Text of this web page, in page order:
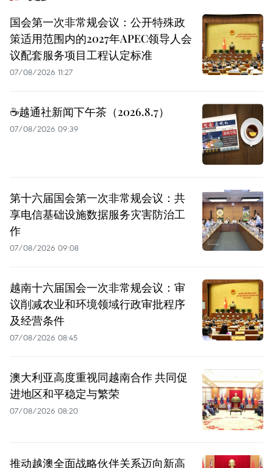
国会第一次非常规会议：公开特殊政
策适用范围内的2027年APEC领导人会
议配套服务项目工程认定标准
07/08/2026 11:27
☕️越通社新闻下午茶（2026.8.7）
07/08/2026 09:39
第十六届国会第一次非常规会议：共
享电信基础设施数据服务灾害防治工
作
07/08/2026 09:08
越南十六届国会一次非常规会议：审
议削减农业和环境领域行政审批程序
及经营条件
07/08/2026 08:45
澳大利亚高度重视同越南合作 共同促
进地区和平稳定与繁荣
07/08/2026 08:20
推动越澳全面战略伙伴关系迈向新高